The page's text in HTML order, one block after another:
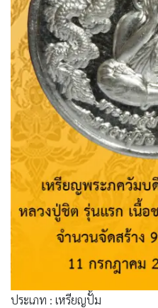
ประเภท : เหรียญปั้ม